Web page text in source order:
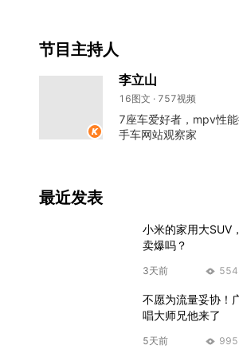
节目主持人
李立山
16图文 · 757视频
7座车爱好者，mpv性
手车网站观察家
最近发表
小米的家用大SUV
卖爆吗？
3天前 554
不愿为流量妥协！
唱大师兄他来了
5天前 995